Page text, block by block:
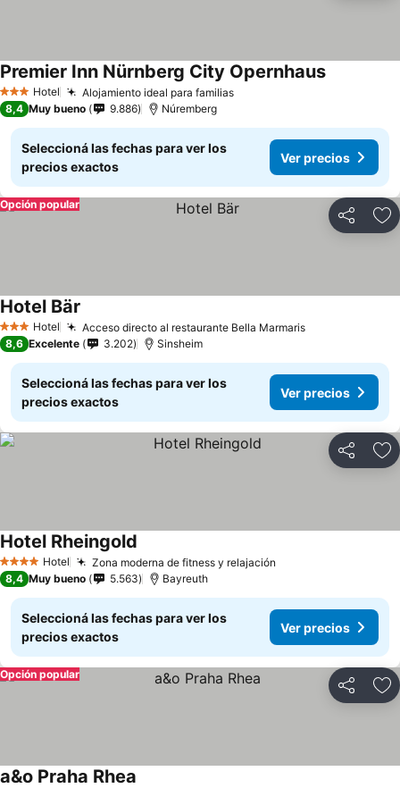
3 Estrellas
Hotel Alojamiento ideal para familias
Premier Inn Nürnberg City Opernhaus
8,4 Muy bueno 9.886 Núremberg
Seleccioná las fechas para ver los
precios exactos
Ver precios
Compartir
Opción popular
3 Estrellas
Hotel Acceso directo al restaurante Bella Marmaris
Hotel Bär
8,6 Excelente 3.202 Sinsheim
Seleccioná las fechas para ver los
precios exactos
Ver precios
Compartir
4 EstrellasHotel Zona moderna de fitness y relajación
Hotel Rheingold
8,4 Muy bueno 5.563 Bayreuth
Seleccioná las fechas para ver los
precios exactos
Ver precios
Compartir
Opción popular
a&o Praha Rhea